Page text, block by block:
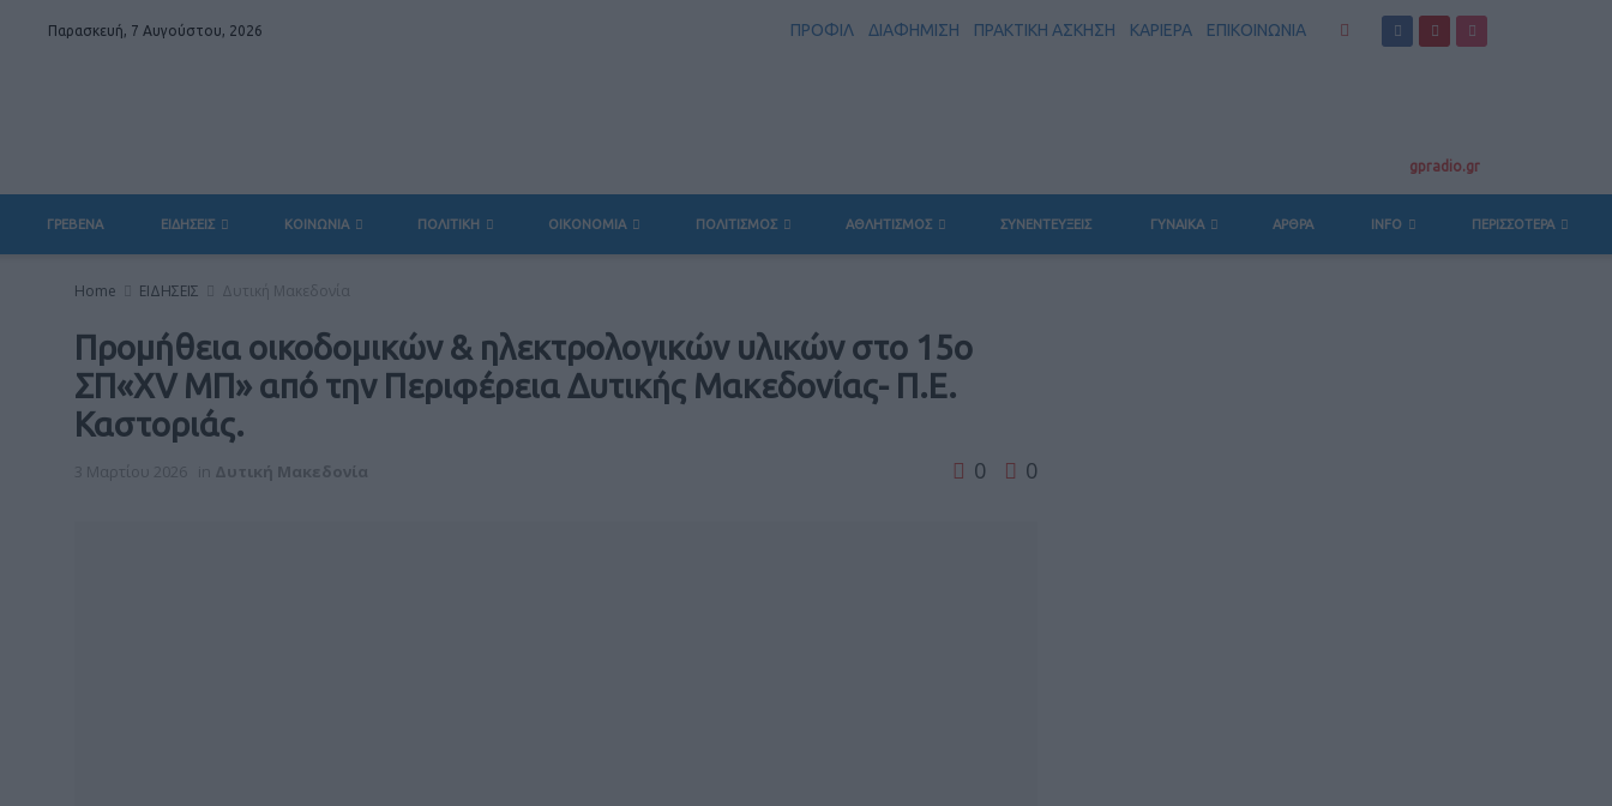
Παρασκευή, 7 Αυγούστου, 2026 ΠΡΟΦΙΛ ΔΙΑΦΗΜΙΣΗ ΠΡΑΚΤΙΚΗ ΑΣΚΗΣΗ ΚΑΡΙΕΡΑ ΕΠΙΚΟΙΝΩΝΙΑ
gpradio.gr
ΓΡΕΒΕΝΑ ΕΙΔΗΣΕΙΣ ΚΟΙΝΩΝΙΑ ΠΟΛΙΤΙΚΗ ΟΙΚΟΝΟΜΙΑ ΠΟΛΙΤΙΣΜΟΣ ΑΘΛΗΤΙΣΜΟΣ ΣΥΝΕΝΤΕΥΞΕΙΣ ΓΥΝΑΙΚΑ ΆΡΘΡΑ INFO ΠΕΡΙΣΣΟΤΕΡΑ
Home ΕΙΔΗΣΕΙΣ Δυτική Μακεδονία
Προμήθεια οικοδομικών & ηλεκτρολογικών υλικών στο 15ο
ΣΠ«XV ΜΠ» από την Περιφέρεια Δυτικής Μακεδονίας- Π.Ε.
Καστοριάς.
3 Μαρτίου 2026 in Δυτική Μακεδονία 0 0